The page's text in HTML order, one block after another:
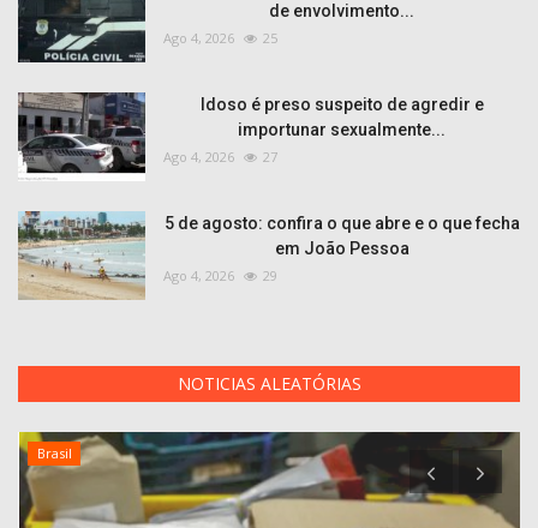
de envolvimento...
Ago 4, 2026 25
Idoso é preso suspeito de agredir e
importunar sexualmente...
Ago 4, 2026 27
5 de agosto: confira o que abre e o que fecha
em João Pessoa
Ago 4, 2026 29
NOTICIAS ALEATÓRIAS
Brasil